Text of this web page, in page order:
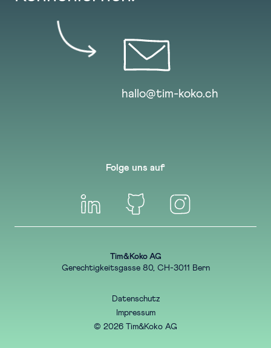
hallo@tim-koko.ch
Folge uns auf
Tim&Koko AG
Gerechtigkeitsgasse 80, CH-3011 Bern
Datenschutz
Impressum
© 2026 Tim&Koko AG